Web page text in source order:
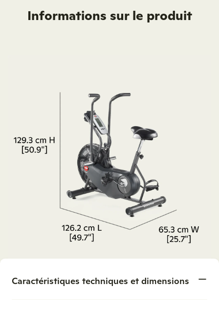
Informations sur le produit
Caractéristiques techniques et dimensions